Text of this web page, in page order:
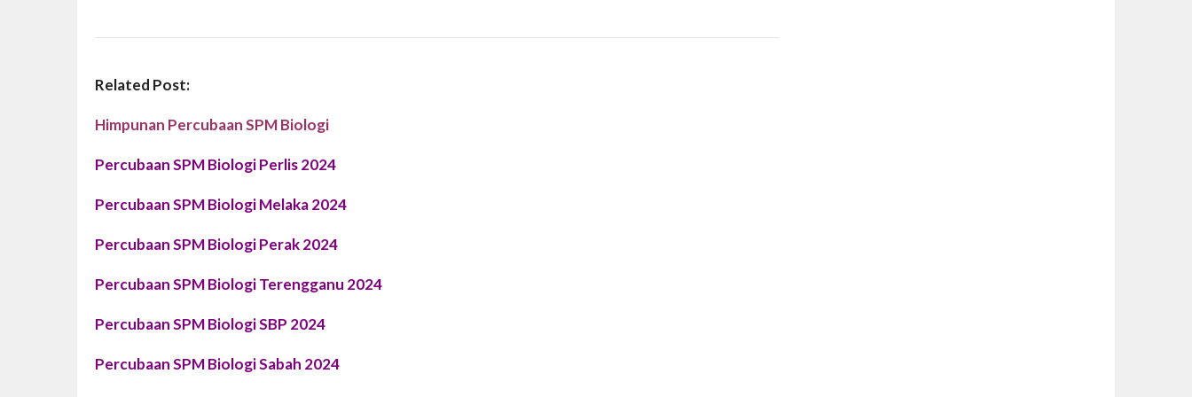
Related Post:
Himpunan Percubaan SPM Biologi
Percubaan SPM Biologi Perlis 2024
Percubaan SPMBiologiMelaka 2024
Percubaan SPMBiologi Perak 2024
Percubaan SPMBiologiTerengganu 2024
Percubaan SPMBiologiSBP 2024
Percubaan SPMBiologiSabah 2024